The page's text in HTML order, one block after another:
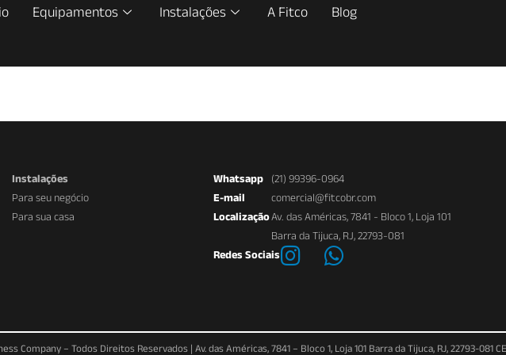
Equipamentos Instalações A Fitco Blog
Instalações
Para seu negócio
Para sua casa
Whatsapp
(21) 99396-0964
E-mail
comercial@fitcobr.com
Localização Av. das Américas, 7841 - Bloco 1, Loja 101
Barra da Tijuca, RJ, 22793-081
Redes Sociais
Company – Todos Direitos Reservados | Av. das Américas, 7841 – Bloco 1, Loja 101 Barra da Tijuca, RJ, 22793-081